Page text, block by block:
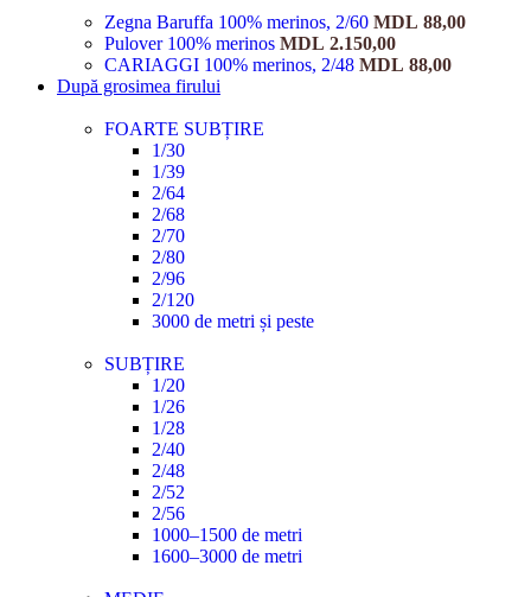
Zegna Baruffa 100% merinos, 2/60 MDL 88,00
Pulover 100% merinos MDL 2.150,00
CARIAGGI 100% merinos, 2/48 MDL 88,00
După grosimea firului
FOARTE SUBȚIRE
1/30
1/39
2/64
2/68
2/70
2/80
2/96
2/120
3000 de metri și peste
SUBȚIRE
1/20
1/26
1/28
2/40
2/48
2/52
2/56
1000–1500 de metri
1600–3000 de metri